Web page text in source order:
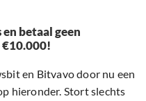
betaal geen
€10.000!
en Bitvavo door nu een
hieronder. Stort slechts